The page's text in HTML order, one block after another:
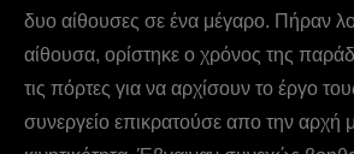
δυο αίθουσες σε ένα μέγαρο. Πήραν
αίθουσα, ορίστηκε ο χρόνος της
τις πόρτες για να αρχίσουν το έργο
συνεργείο επικρατούσε απο την αρχή